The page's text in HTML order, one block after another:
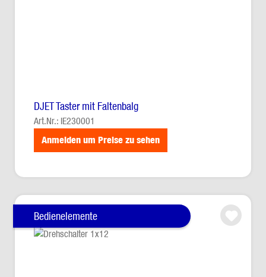
DJET Taster mit Faltenbalg
Art.Nr.: IE230001
Anmelden um Preise zu sehen
Bedienelemente